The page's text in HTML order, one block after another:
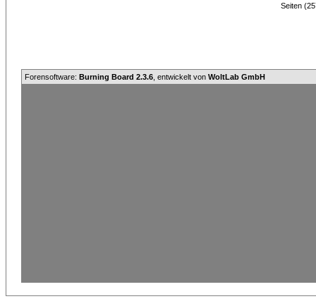
Seiten
Forensoftware: Burning Board 2.3.6 , entwickelt von WoltLab GmbH